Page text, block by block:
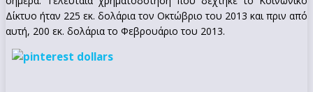
Δίκτυο ήταν 225 εκ. δολάρια τον Οκτώβριο του 2013 και πριν από
αυτή, 200 εκ. δολάρια το Φεβρουάριο του 2013.